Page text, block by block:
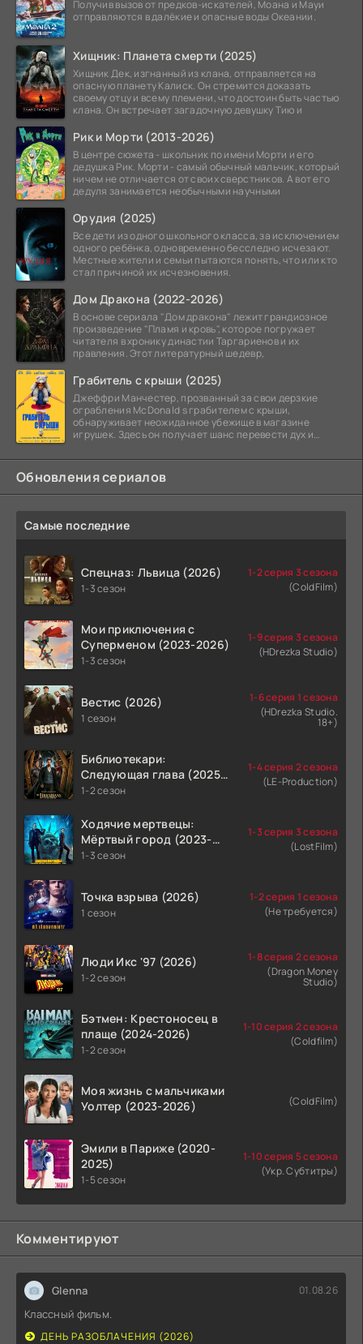
Получив вызов от предков-искателей, Моана и Мауи
отправляются в далёкие и опасные воды Океании.
Хищник: Планета смерти (2025)
Хищник Дек, изгнанный из клана, отправляется на
опасную планету Калиск. Он стремится доказать
своему отцу и всему племени, что достоин быть частью
клана. Он встречает загадочную девушку Тию и
Рик и Морти (2013-2026)
В центре сюжета - школьник по имени Морти и его
дедушка Рик. Морти - самый обычный мальчик, который
ничем не отличается от своих сверстников. А вот его
дедуля занимается необычными научными
Орудия (2025)
Все дети из одного школьного класса, за исключением
одного ребёнка, одновременно бесследно исчезают.
Местные жители и семьи пытаются понять, что или кто
стал причиной их исчезновения.
Дом Дракона (2022-2026)
В основе сериала "Дом дракона" лежит грандиозное
произведение "Пламя и кровь", которое погружает
читателя в хронику династии Таргариенов и их
правления. Этот литературный шедевр,
Грабитель с крыши (2025)
Джеффри Манчестер, прозванный за свои дерзкие
ограбления McDonald s грабителем с крыши,
обнаруживает неожиданное убежище в магазине
игрушек. Здесь он получает шанс перевести дух и
Обновления сериалов
Самые последние
Спецназ: Львица (2026)
1-3 сезон
1-2 серия 3 сезона
(ColdFilm)
Мои приключения с
Суперменом (2023-2026)
1-3 сезон
1-9 серия 3 сезона
(HDrezka Studio)
Вестис (2026)
1 сезон
1-6 серия 1 сезона
(HDrezka Studio.
18+)
Библиотекари:
Следующая глава (2025-
2026)
1-2 сезон
1-4 серия 2 сезона
(LE-Production)
Ходячие мертвецы:
Мёртвый город (2023-
2026)
1-3 сезон
1-3 серия 3 сезона
(LostFilm)
Точка взрыва (2026)
1 сезон
1-2 серия 1 сезона
(Не требуется)
Люди Икс '97 (2026)
1-2 сезон
1-8 серия 2 сезона
(Dragon Money
Studio)
Бэтмен: Крестоносец в
плаще (2024-2026)
1-2 сезон
1-10 серия 2 сезона
(Coldfilm)
Моя жизнь с мальчиками
Уолтер (2023-2026)
(ColdFilm)
Эмили в Париже (2020-
2025)
1-5 сезон
1-10 серия 5 сезона
(Укр. Субтитры)
Комментируют
Glenna 01.08.26
Классный фильм.
ДЕНЬ РАЗОБЛАЧЕНИЯ (2026)